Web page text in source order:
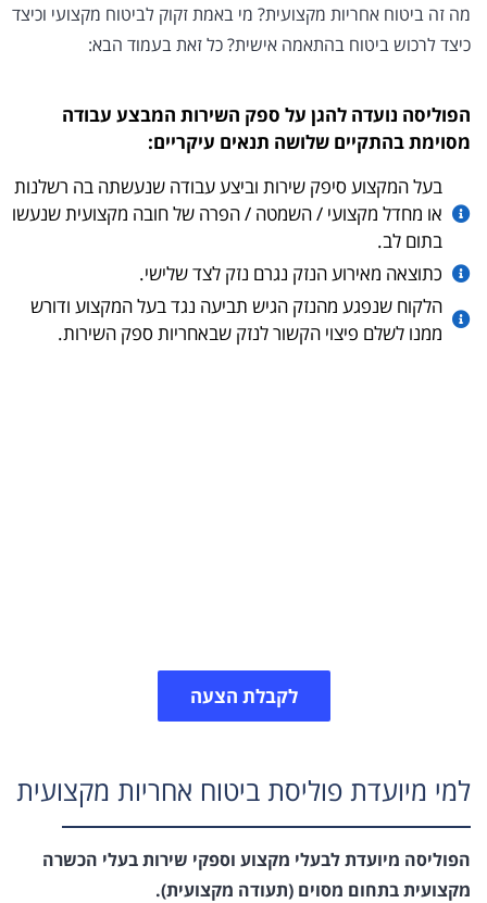
מה זה ביטוח אחריות מקצועית? מי באמת זקוק לביטוח מקצועי וכיצד
כיצד לרכוש ביטוח בהתאמה אישית? כל זאת בעמוד הבא:
הפוליסה נועדה להגן על ספק השירות המבצע עבודה
מסוימת בהתקיים שלושה תנאים עיקריים:
בעל המקצוע סיפק שירות וביצע עבודה שנעשתה בה רשלנות
או מחדל מקצועי / השמטה / הפרה של חובה מקצועית שנעשו
בתום לב.
כתוצאה מאירוע הנזק נגרם נזק לצד שלישי.
הלקוח שנפגע מהנזק הגיש תביעה נגד בעל המקצוע ודורש
ממנו לשלם פיצוי הקשור לנזק שבאחריות ספק השירות.
לקבלת הצעה
למי מיועדת פוליסת ביטוח אחריות מקצועית
הפוליסה מיועדת לבעלי מקצוע וספקי שירות בעלי הכשרה
מקצועית בתחום מסוים (תעודה מקצועית).